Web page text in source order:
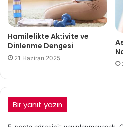
Hamilelikte Aktivite ve
Dinlenme Dengesi
21 Haziran 2025
Bir yanıt yazın